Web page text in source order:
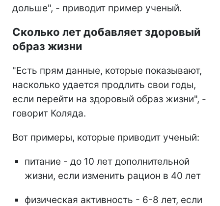
дольше", - приводит пример ученый.
Сколько лет добавляет здоровый
образ жизни
"Есть прям данные, которые показывают,
насколько удается продлить свои годы,
если перейти на здоровый образ жизни", -
говорит Коляда.
Вот примеры, которые приводит ученый:
питание - до 10 лет дополнительной
жизни, если изменить рацион в 40 лет
физическая активность - 6-8 лет, если